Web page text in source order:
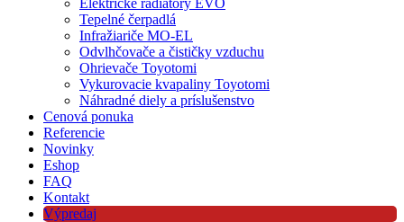
Elektrické radiátory EVO
Tepelné čerpadlá
Infražiariče MO-EL
Odvlhčovače a čističky vzduchu
Ohrievače Toyotomi
Vykurovacie kvapaliny Toyotomi
Náhradné diely a príslušenstvo
Cenová ponuka
Referencie
Novinky
Eshop
FAQ
Kontakt
Výpredaj